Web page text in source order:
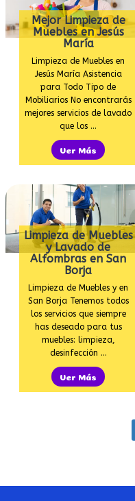
Mejor Limpieza de
Muebles en Jesús
María
Limpieza de Muebles en
Jesús María Asistencia
para Todo Tipo de
Mobiliarios No encontrarás
mejores servicios de lavado
que los …
Ver Más
Limpieza de Muebles
y Lavado de
Alfombras en San
Borja
Limpieza de Muebles y en
San Borja Tenemos todos
los servicios que siempre
has deseado para tus
muebles: limpieza,
desinfección …
Ver Más